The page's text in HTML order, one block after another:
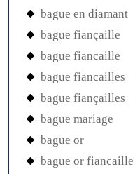
bague en diamant
bague fiançaille
bague fiancaille
bague fiancailles
bague fiançailles
bague mariage
bague or
bague or fiancaille